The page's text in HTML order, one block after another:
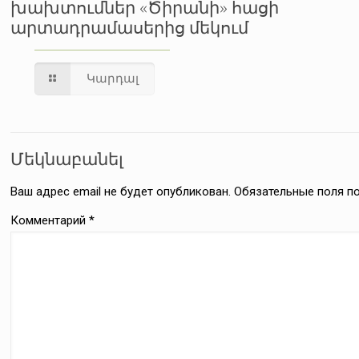
խախտումներ «Ծիրանի» հացի
արտադրամասերից մեկում
Կարդալ
Մեկնաբանել
Ваш адрес email не будет опубликован. Обязательные поля
Комментарий*